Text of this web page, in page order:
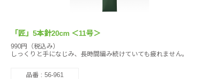
「匠」5本針20cm ＜11号＞
990円（税込み）
しっくりと手になじみ、長時間編み続けていても疲れません。
品番 : 56-961